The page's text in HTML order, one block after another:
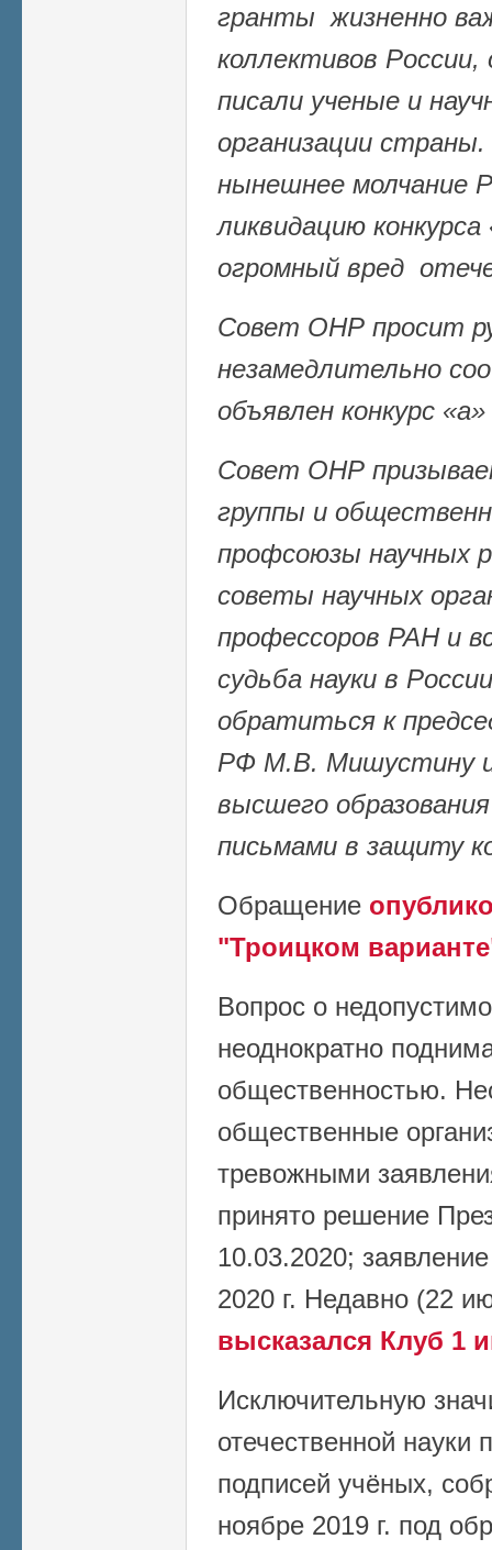
гранты жизненно
коллективов
писали ученые и
организации
нынешнее молчание
ликвидацию
огромный вред
Совет ОНР просит
незамедлительно
объявлен конкурс
Совет ОНР
группы и
профсоюзы научных
советы научных
профессоров РАН и
судьба науки в
обратиться к
РФ М.В. Мишустину и
высшего
письмами в защиту
Обращение
"Троицком
Вопрос о
неоднократно
общественностью.
общественные
тревожными
принято решение
10.03.2020;
2020 г. Недавно (22
высказался Клуб 1
Исключительную
отечественной науки
подписей учёных,
ноябре 2019 г. под